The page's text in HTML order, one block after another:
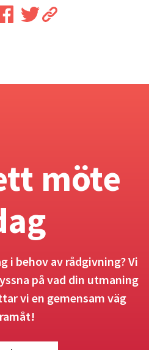
möte
i behov av rådgivning? Vi
på vad din utmaning
vi en gemensam väg